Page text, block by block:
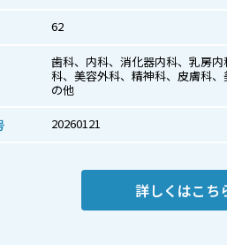
62
歯科、内科、消化器内科、乳房
科、美容外科、精神科、皮膚科
の他
20260121
詳しくはこち